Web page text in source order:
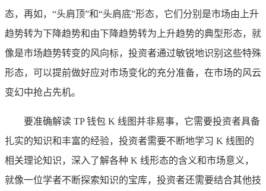
态，再如，“头肩顶”和“头肩底”形态，它们分别是市场由上升
趋势转为下降趋势和由下降趋势转为上升趋势的典型形态，就
像是市场趋势转变的风向标，投资者通过敏锐地识别这些特殊
形态，可以提前做好应对市场变化的充分准备，在市场的风云
变幻中抢占先机。
要准确解读 TP 钱包 K 线图并非易事，它需要投资者具备
扎实的知识和丰富的经验，投资者需要不断地学习 K 线图的
相关理论知识，深入了解各种 K 线形态的含义和市场意义，
就像一位学者不断探索知识的宝库，投资者还需要结合其他技